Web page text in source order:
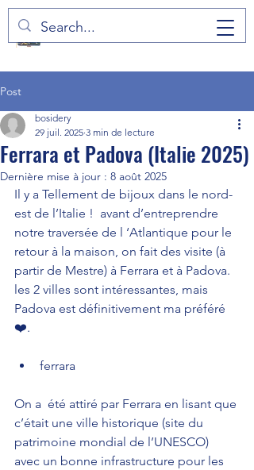
Post
Ferrara et Padova (Italie 2025)
bosidery
29 juil. 2025 3 min de lecture
Dernière mise à jour : 8 août 2025
Il y a Tellement de bijoux dans le nord-
est de l’Italie !  avant d’entreprendre
notre traversée de l ‘Atlantique pour le
retour à la maison, on fait des visite (à
partir de Mestre) à Ferrara et à Padova.
les 2 villes sont intéressantes, mais
Padova est définitivement ma préféré
❤️.
ferrara
On a  été attiré par Ferrara en lisant que
c’était une ville historique (site du
patrimoine mondial de l’UNESCO)
avec un bonne infrastructure pour les